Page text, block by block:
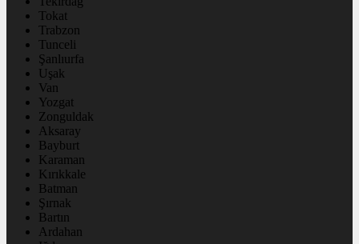
Tokat
Trabzon
Tunceli
Şanlıurfa
Uşak
Van
Yozgat
Zonguldak
Aksaray
Bayburt
Karaman
Kırıkkale
Batman
Şırnak
Bartın
Ardahan